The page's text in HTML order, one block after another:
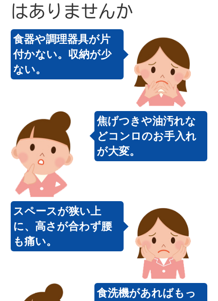
はありませんか
食器や調理器具が片
付かない。収納が少
ない。
焦げつきや油汚れな
どコンロのお手入れ
が大変。
スペースが狭い上
に、高さが合わず腰
も痛い。
食洗機があればもっ